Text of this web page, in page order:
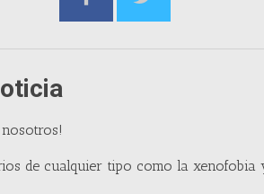
de cualquier tipo como la xenofobia